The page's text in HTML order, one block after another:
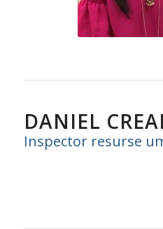
DANIEL
Inspector resurse